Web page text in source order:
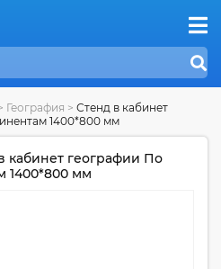
География > Стенд в кабинет
1400*800 мм
кабинет географии По
1400*800 мм